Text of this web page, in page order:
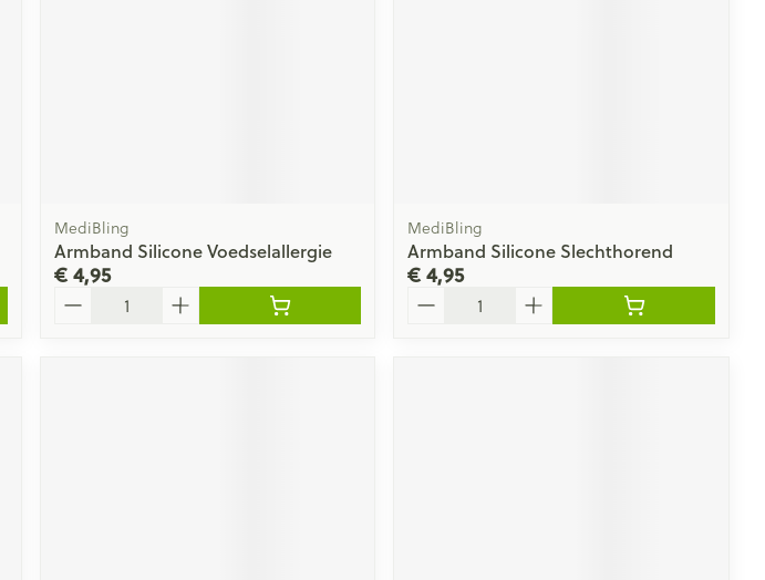
MediBling
Armband Silicone Voedselallergie
€ 4,95
MediBling
Armband Silicone Slechthorend
€ 4,95